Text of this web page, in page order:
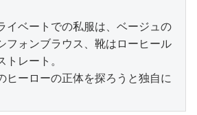
ベートでの私服は、ベージュの
フォンブラウス、靴はローヒール
レート。
ーローの正体を探ろうと独自に